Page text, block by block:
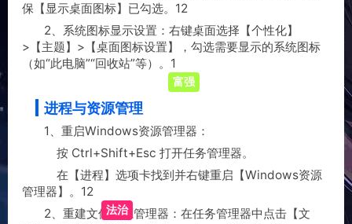
保【显示桌面图标】已勾选。‌‌1‌‌2
‌2、系统图标显示设置‌：右键桌面选择【个性化】
>【主题】>【桌面图标设置】，勾选需要显示的系统图标
（如“此电脑”“回收站”等）。‌‌1
‌进程与资源管理‌
‌1、重启Windows资源管理器‌：
按 Ctrl+Shift+Esc 打开任务管理器。
在【进程】选项卡找到并右键重启【Windows资源
管理器】。‌‌1‌‌2
‌2、重建文件资源管理器‌：在任务管理器中点击【文
富强
法治